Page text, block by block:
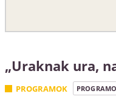
„Uraknak ura,
PROGRAMOK